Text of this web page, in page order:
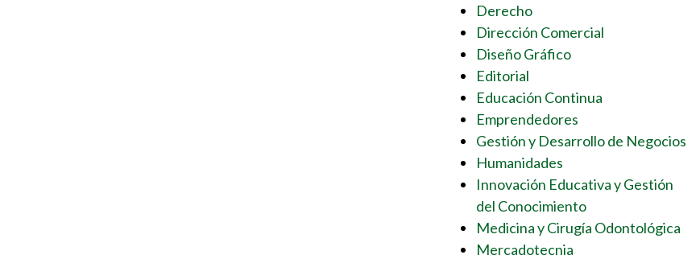
Derecho
Dirección Comercial
Diseño Gráfico
Editorial
Educación Continua
Emprendedores
Gestión y Desarrollo de Negocios
Humanidades
Innovación Educativa y Gestión
del Conocimiento
Medicina y Cirugía Odontológica
Mercadotecnia